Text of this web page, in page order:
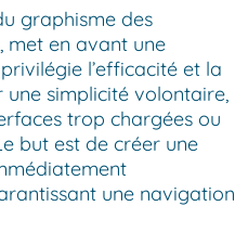
graphisme des
met en avant une
l’efficacité et la
simplicité volontaire,
trop chargées ou
but est de créer une
une navigation